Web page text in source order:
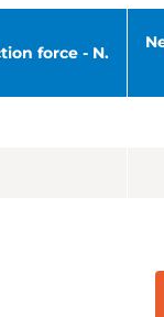
force - N.